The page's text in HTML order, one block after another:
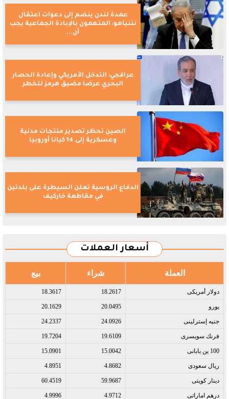
عمدة لندن ينضم إلى دعوات اعتقال
نتنياهو: المتهمون بالإبادة الجماعية يجب
أن...
عراقجي: التدخل الأمريكي وإعادة الحصار
البحري عرضا مضيق هرمز للخطر
الصين تحظر تصدير منتجات مدنية
وعسكرية إلى 14 كيانا أوروبيا
الدفاع الروسية تعلن السيطرة على بلدتين
في مقاطعة خاركيف
أسعار العملات
العملة شراء بيع
دولار أمريكى​ 18.2617
18.3617
يورو​ 20.0495
20.1629
جنيه إسترلينى​ 24.0926
24.2337
فرنك سويسرى​ 19.6109
19.7204
100 ين يابانى​ 15.0042
15.0901
ريال سعودى​ 4.8682
4.8951
دينار كويتى​ 59.9687
60.4519
درهم اماراتى​ 4.9712
4.9996